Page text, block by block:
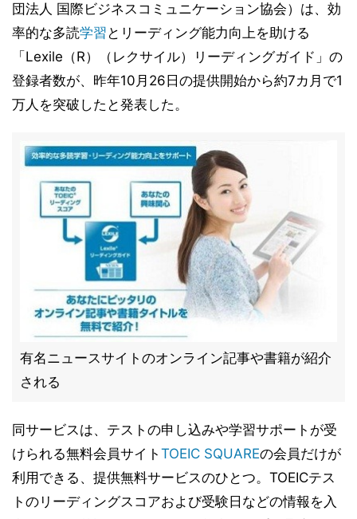
団法人 国際ビジネスコミュニケーション協会）は、効
率的な多読学習 とリーディング能力向上を助ける
「Lexile（R）（レクサイル）リーディングガイド」の
登録者数が、昨年10月26日の提供開始から約7カ月で1
万人を突破したと発表した。
有名ニュースサイトのオンライン記事や書籍が紹介
される
同サービスは、テストの申し込みや学習サポートが受
けられる無料会員サイト TOEIC SQUAREの会員だけが
利用できる、提供無料サービスのひとつ。TOEICテス
トのリーディングスコアおよび受験日などの情報を入